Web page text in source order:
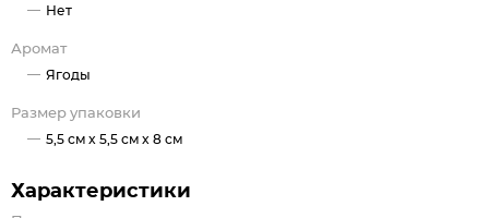
Нет
Аромат
Ягоды
Размер упаковки
5,5 см x 5,5 см x 8 см
Характеристики